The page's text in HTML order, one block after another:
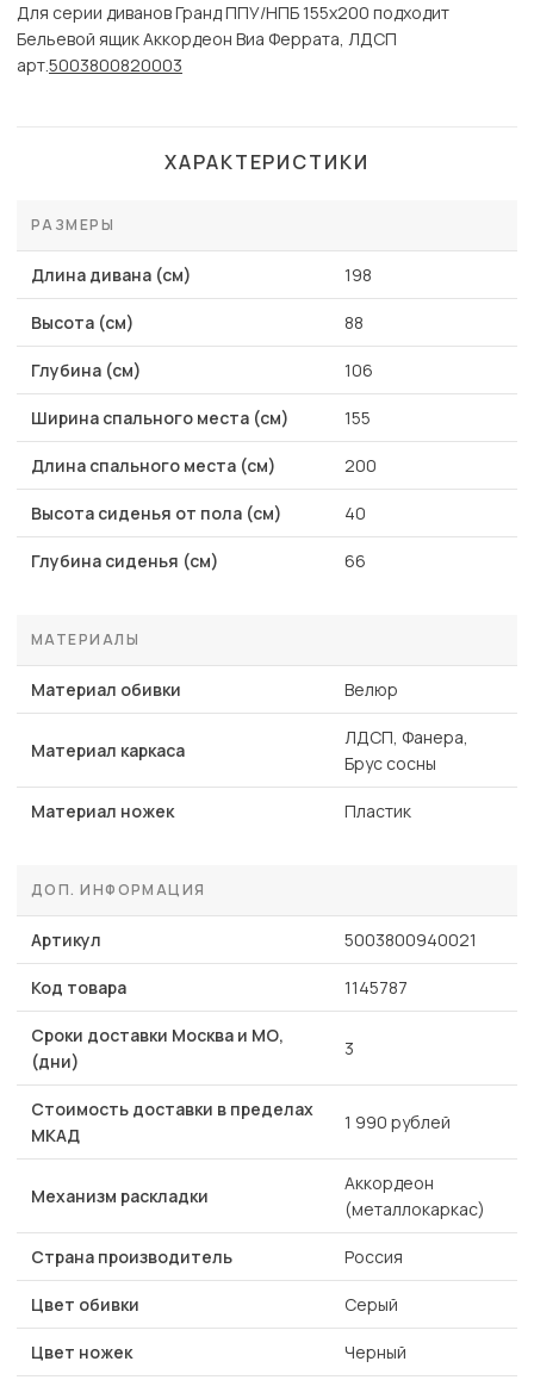
Для серии диванов Гранд ППУ/НПБ 155х200 подходит
Бельевой ящик Аккордеон Виа Феррата, ЛДСП
арт.5003800820003
ХАРАКТЕРИСТИКИ
РАЗМЕРЫ
Длина дивана (см) 198
Высота (см) 88
Глубина (см) 106
Ширина спального места (см) 155
Длина спального места (см) 200
Высота сиденья от пола (см) 40
Глубина сиденья (см) 66
МАТЕРИАЛЫ
Материал обивки Велюр
Материал каркаса
ЛДСП, Фанера,
Брус сосны
Материал ножек Пластик
ДОП. ИНФОРМАЦИЯ
Артикул 5003800940021
Код товара 1145787
Сроки доставки Москва и МО,
(дни)
3
Стоимость доставки в пределах
МКАД
1 990 рублей
Механизм раскладки
Аккордеон
(металлокаркас)
Страна производитель Россия
Цвет обивки Серый
Цвет ножек Черный